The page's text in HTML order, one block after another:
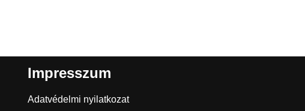
Impresszum
Adatvédelmi nyilatkozat